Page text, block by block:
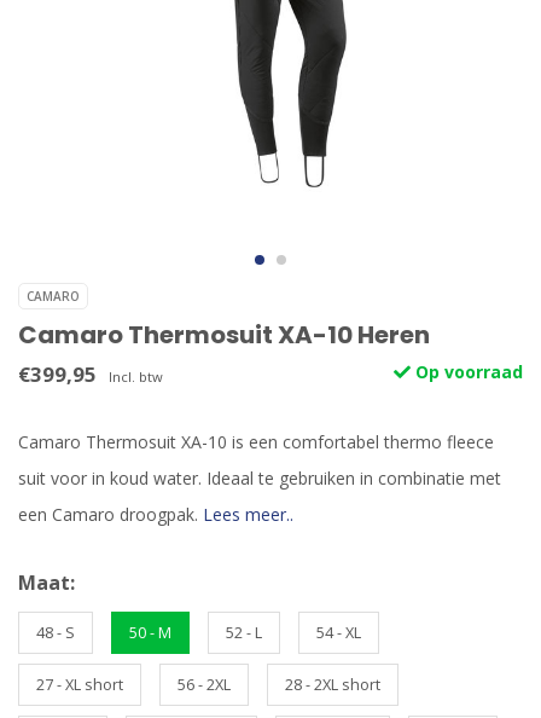
CAMARO
Camaro Thermosuit XA-10 Heren
€399,95 Incl. btw Op voorraad
Camaro Thermosuit XA-10 is een comfortabel thermo fleece
suit voor in koud water. Ideaal te gebruiken in combinatie met
een Camaro droogpak. Lees meer..
Maat:
48 - S 50 - M 52 - L 54 - XL
27 - XL short 56 - 2XL 28 - 2XL short